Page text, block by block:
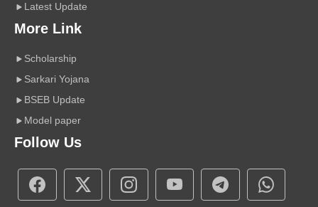
Latest Update
More Link
Scholarship
Sarkari Yojana
BSEB Update
Model paper
Follow Us